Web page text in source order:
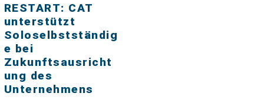
RESTART: CAT
unterstützt
Soloselbstständig
e bei
Zukunftsausricht
ung des
Unternehmens